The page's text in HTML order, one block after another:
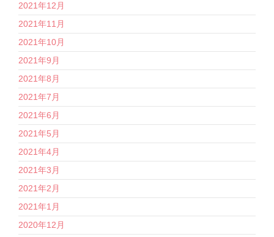
2021年12月
2021年11月
2021年10月
2021年9月
2021年8月
2021年7月
2021年6月
2021年5月
2021年4月
2021年3月
2021年2月
2021年1月
2020年12月